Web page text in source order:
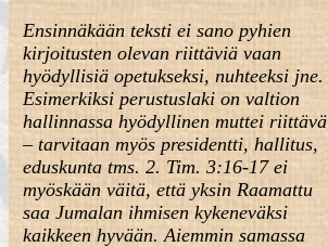
Ensinnäkään teksti ei sano pyhien
kirjoitusten olevan riittäviä vaan
hyödyllisiä opetukseksi, nuhteeksi jne.
Esimerkiksi perustuslaki on valtion
hallinnassa hyödyllinen muttei riittävä
– tarvitaan myös presidentti, hallitus,
eduskunta tms. 2. Tim. 3:16-17 ei
myöskään väitä, että yksin Raamattu
saa Jumalan ihmisen kykeneväksi
kaikkeen hyvään. Aiemmin samassa